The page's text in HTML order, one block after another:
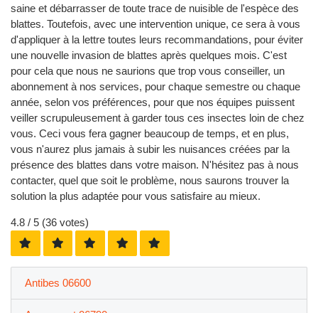
saine et débarrasser de toute trace de nuisible de l'espèce des
blattes. Toutefois, avec une intervention unique, ce sera à vous
d'appliquer à la lettre toutes leurs recommandations, pour éviter
une nouvelle invasion de blattes après quelques mois. C'est
pour cela que nous ne saurions que trop vous conseiller, un
abonnement à nos services, pour chaque semestre ou chaque
année, selon vos préférences, pour que nos équipes puissent
veiller scrupuleusement à garder tous ces insectes loin de chez
vous. Ceci vous fera gagner beaucoup de temps, et en plus,
vous n'aurez plus jamais à subir les nuisances créées par la
présence des blattes dans votre maison. N'hésitez pas à nous
contacter, quel que soit le problème, nous saurons trouver la
solution la plus adaptée pour vous satisfaire au mieux.
4.8 / 5 (36 votes)
Antibes 06600